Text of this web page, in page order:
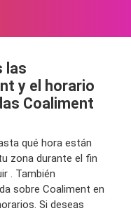
las
y el horario
Coaliment
qué hora están
zona durante el fin
. También
sobre Coaliment en
Si deseas